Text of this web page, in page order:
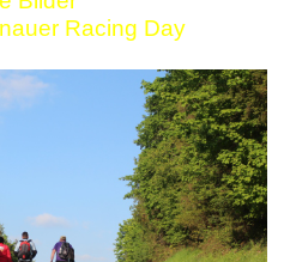
Racing Day